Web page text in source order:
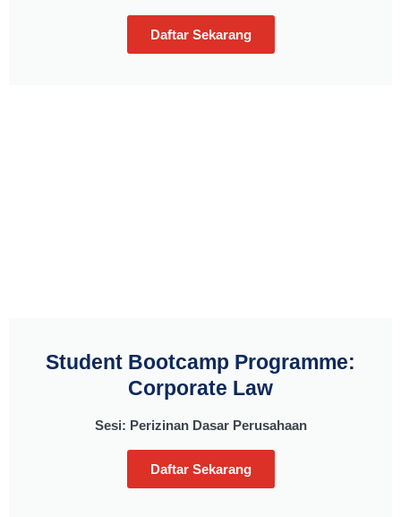
Daftar Sekarang
Student Bootcamp Programme:
Corporate Law
Sesi: Perizinan Dasar Perusahaan
Daftar Sekarang